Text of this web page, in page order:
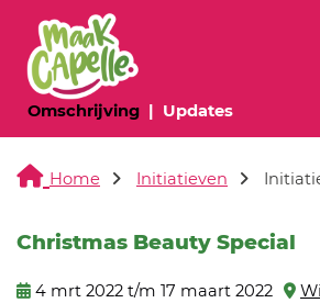
Omschrijving(huidige pagina)
Updates(huidige
Home Initiatieven
Christmas Beauty Special
4 mrt 2022 t/m 17 maart 2022